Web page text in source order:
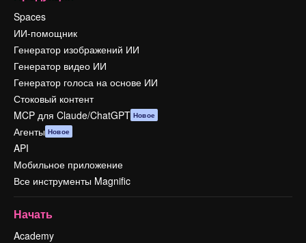
Spaces
ИИ-помощник
Генератор изображений ИИ
Генератор видео ИИ
Генератор голоса на основе ИИ
Стоковый контент
MCP для Claude/ChatGPT Новое
Агенты Новое
API
Мобильное приложение
Все инструменты Magnific
Начать
Academy